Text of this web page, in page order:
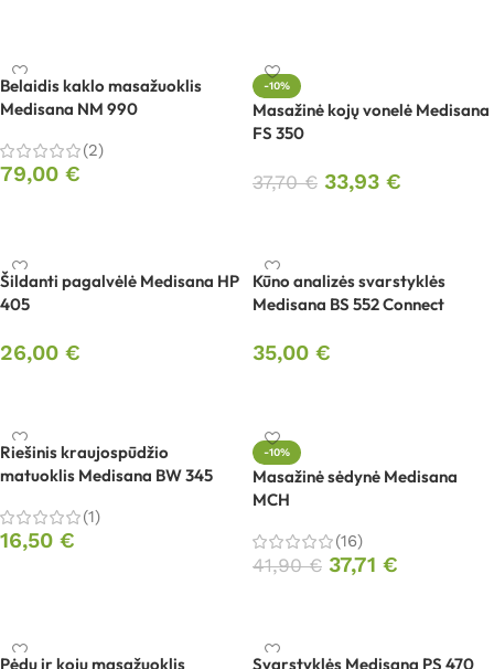
Belaidis kaklo masažuoklis
Medisana NM 990
(2)
79,00 €
-10%
Masažinė kojų vonelė Medisana
FS 350
37,70€ 33,93 €
Šildanti pagalvėlė Medisana HP
405
26,00 €
Kūno analizės svarstyklės
Medisana BS 552 Connect
35,00 €
Riešinis kraujospūdžio
matuoklis Medisana BW 345
(1)
16,50 €
-10%
Masažinė sėdynė Medisana
MCH
(16)
41,90€ 37,71 €
Pėdų ir kojų masažuoklis Svarstyklės Medisana PS 470